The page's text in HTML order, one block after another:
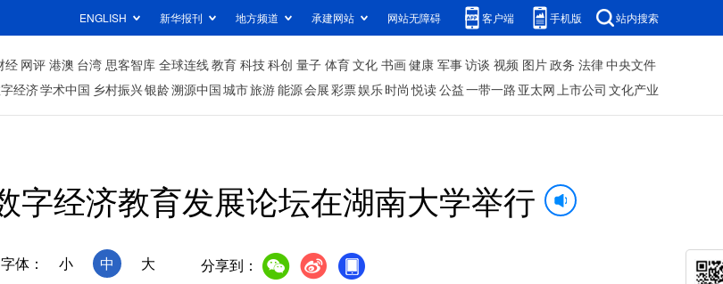
ENGLISH 新华报刊 地方频道 承建网站 网站无障碍 客户端 手机版 站内搜索
经 网评 港澳 台湾 思客智库 全球连线教育 科技科创 量子 体育文化 书画健康 军事访谈 视频 图片政务 法律中央文件
经济学术中国 乡村振兴银龄溯源中国城市旅游能源会展彩票娱乐时尚 悦读公益一带一路 亚太网上市公司 文化产业
字经济教育发展论坛在湖南大学举行
字体： 小 中 大 分享到：